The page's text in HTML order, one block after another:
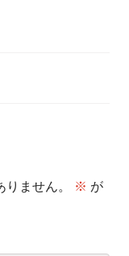
ません。 ※ が